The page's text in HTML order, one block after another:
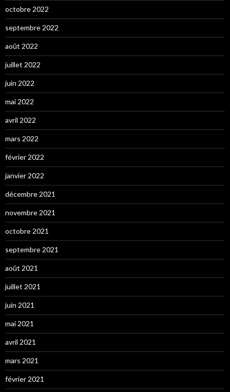
octobre 2022
septembre 2022
août 2022
juillet 2022
juin 2022
mai 2022
avril 2022
mars 2022
février 2022
janvier 2022
décembre 2021
novembre 2021
octobre 2021
septembre 2021
août 2021
juillet 2021
juin 2021
mai 2021
avril 2021
mars 2021
février 2021